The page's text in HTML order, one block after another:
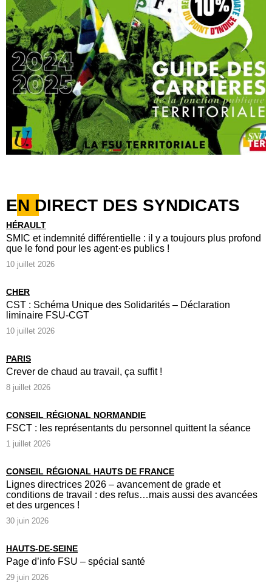
EN DIRECT DES SYNDICATS
HÉRAULT
SMIC et indemnité différentielle : il y a toujours plus profond
que le fond pour les agent·es publics !
10 juillet 2026
CHER
CST : Schéma Unique des Solidarités – Déclaration
liminaire FSU-CGT
10 juillet 2026
PARIS
Crever de chaud au travail, ça suffit !
8 juillet 2026
CONSEIL RÉGIONAL NORMANDIE
FSCT : les représentants du personnel quittent la séance
1 juillet 2026
CONSEIL RÉGIONAL HAUTS DE FRANCE
Lignes directrices 2026 – avancement de grade et
conditions de travail : des refus…mais aussi des avancées
et des urgences !
30 juin 2026
HAUTS-DE-SEINE
Page d’info FSU – spécial santé
29 juin 2026